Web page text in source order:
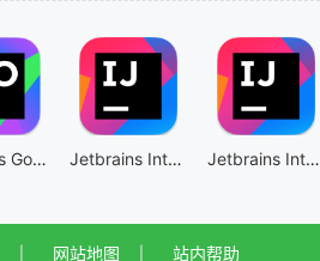
JetBrains GoLand Jetbrains IntelliJ IDEA intel芯片版 Jetbrains IntelliJ IDEA
网站地图 站内帮助